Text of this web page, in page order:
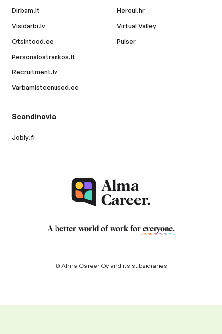
Dirbam.lt
Visidarbi.lv
Otsintood.ee
Personaloatrankos.lt
Recruitment.lv
Varbamisteenused.ee
Hercul.hr
Virtual Valley
Pulser
Scandinavia
Jobly.fi
A better world of work for everyone.
© Alma Career Oy and its subsidiaries